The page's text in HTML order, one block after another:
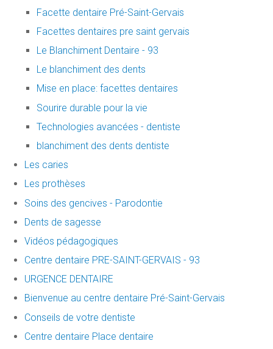
Facette dentaire Pré-Saint-Gervais
Facettes dentaires pre saint gervais
Le Blanchiment Dentaire - 93
Le blanchiment des dents
Mise en place: facettes dentaires
Sourire durable pour la vie
Technologies avancées - dentiste
blanchiment des dents dentiste
Les caries
Les prothèses
Soins des gencives - Parodontie
Dents de sagesse
Vidéos pédagogiques
Centre dentaire PRE-SAINT-GERVAIS - 93
URGENCE DENTAIRE
Bienvenue au centre dentaire Pré-Saint-Gervais
Conseils de votre dentiste
Centre dentaire Place dentaire